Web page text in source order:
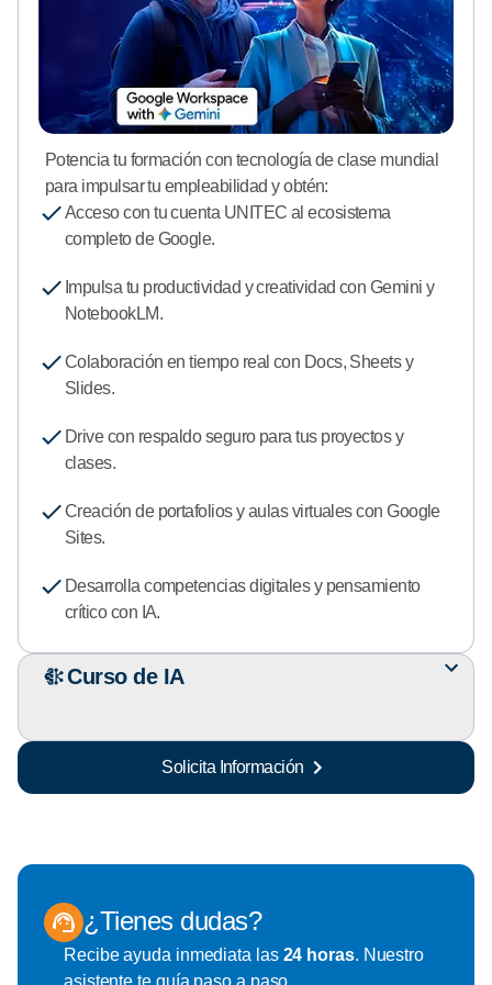
Potencia tu formación con tecnología de clase mundial
para impulsar tu empleabilidad y obtén:
Acceso con tu cuenta UNITEC al ecosistema
completo de Google.
Impulsa tu productividad y creatividad con Gemini y
NotebookLM.
Colaboración en tiempo real con Docs, Sheets y
Slides.
Drive con respaldo seguro para tus proyectos y
clases.
Creación de portafolios y aulas virtuales con Google
Sites.
Desarrolla competencias digitales y pensamiento
crítico con IA.
Curso de IA
Solicita Información
¿Tienes dudas?
Recibe ayuda inmediata las 24 horas. Nuestro
asistente te guía paso a paso.